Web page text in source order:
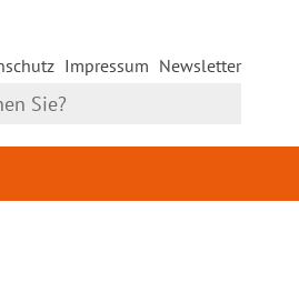
Impressum Newsletter